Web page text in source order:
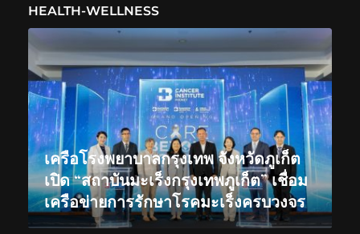
HEALTH-WELLNESS
เครือโรงพยาบาลกรุงเทพ จังหวัดภูเก็ต
เปิด “สถาบันมะเร็งกรุงเทพภูเก็ต” เชื่อม
เครือข่ายการรักษาโรคมะเร็งครบวงจร